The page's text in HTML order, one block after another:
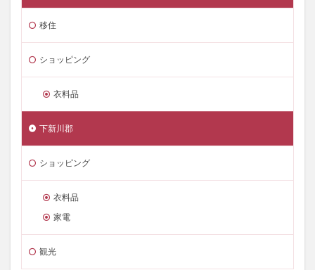
移住
ショッピング
衣料品
下新川郡
ショッピング
衣料品
家電
観光